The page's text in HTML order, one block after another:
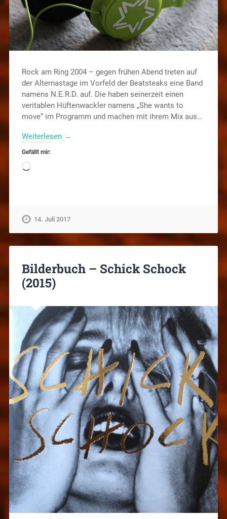
Rock am Ring 2004 – gegen frühen Abend treten auf
der Alternastage im Vorfeld der Beatsteaks eine Band
namens N.E.R.D. auf. Die haben seinerzeit einen
veritablen Hüftenwackler namens „She wants to
move“ im Programm und machen mit ihrem Mix aus…
Weiterlesen →
Gefällt mir:
14. Juli 2017
Bilderbuch – Schick Schock
(2015)